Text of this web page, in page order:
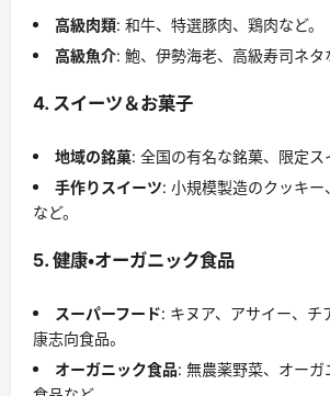
高級肉類: 和牛、特選豚肉、鶏肉など。
高級魚介: 鮑、伊勢海老、高級寿司ネタ
4. スイーツ＆お菓子
地域の銘菓: 全国の有名な銘菓、限定ス
手作りスイーツ: 小規模製造のクッキ
など。
5. 健康・オーガニック食品
スーパーフード: キヌア、アサイー、チ
康志向食品。
オーガニック食品: 無農薬野菜、オー